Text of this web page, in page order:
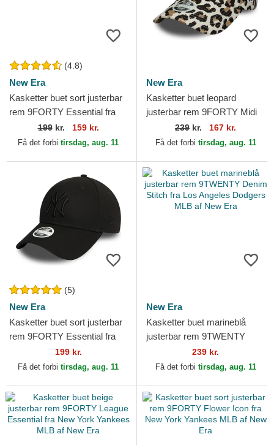
(4.8)
New Era
Kasketter buet sort justerbar
rem 9FORTY Essential fra
New York Yankees MLB af
New Era
199kr. 159 kr.
Få det forbi tirsdag, aug. 11
New Era
Kasketter buet leopard
justerbar rem 9FORTY Midi
fra New York Yankees MLB
af New Era
239 kr. 167 kr.
Få det forbi tirsdag, aug. 11
(5)
New Era
Kasketter buet sort justerbar
rem 9FORTY Essential fra
New York Yankees MLB af
New Era
199 kr.
Få det forbi tirsdag, aug. 11
New Era
Kasketter buet marineblå
justerbar rem 9TWENTY
Denim Stitch fra Los Angeles
Dodgers MLB af New Era
239 kr.
Få det forbi tirsdag, aug. 11